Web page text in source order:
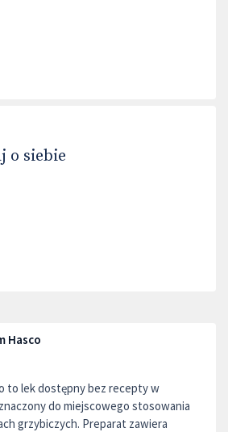
o siebie
Hasco
to lek dostępny bez recepty w
do miejscowego stosowania
grzybiczych. Preparat zawiera